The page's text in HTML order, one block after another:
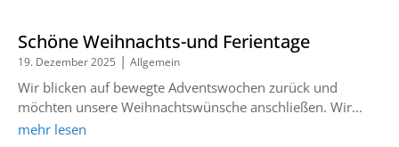
Schöne Weihnachts-und Ferientage
19. Dezember 2025 | Allgemein
Wir blicken auf bewegte Adventswochen zurück und
möchten unsere Weihnachtswünsche anschließen. Wir...
mehr lesen